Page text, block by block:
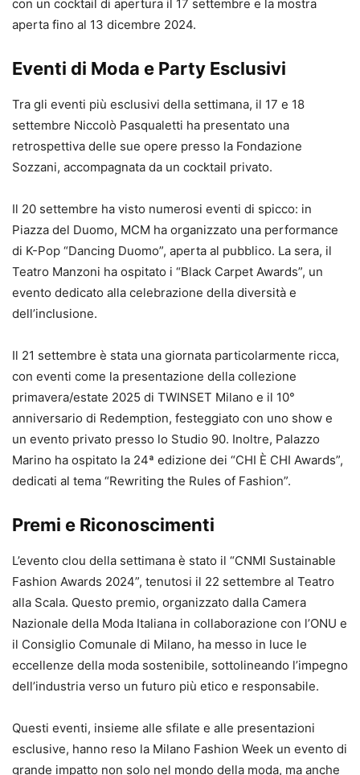
con un cocktail di apertura il 17 settembre e la mostra
aperta fino al 13 dicembre 2024.
Eventi di Moda e Party Esclusivi
Tra gli eventi più esclusivi della settimana, il 17 e 18
settembre Niccolò Pasqualetti ha presentato una
retrospettiva delle sue opere presso la Fondazione
Sozzani, accompagnata da un cocktail privato.
Il 20 settembre ha visto numerosi eventi di spicco: in
Piazza del Duomo, MCM ha organizzato una performance
di K-Pop “Dancing Duomo”, aperta al pubblico. La sera, il
Teatro Manzoni ha ospitato i “Black Carpet Awards”, un
evento dedicato alla celebrazione della diversità e
dell’inclusione.
Il 21 settembre è stata una giornata particolarmente ricca,
con eventi come la presentazione della collezione
primavera/estate 2025 di TWINSET Milano e il 10°
anniversario di Redemption, festeggiato con uno show e
un evento privato presso lo Studio 90. Inoltre, Palazzo
Marino ha ospitato la 24ª edizione dei “CHI È CHI Awards”,
dedicati al tema “Rewriting the Rules of Fashion”.
Premi e Riconoscimenti
L’evento clou della settimana è stato il “CNMI Sustainable
Fashion Awards 2024”, tenutosi il 22 settembre al Teatro
alla Scala. Questo premio, organizzato dalla Camera
Nazionale della Moda Italiana in collaborazione con l’ONU e
il Consiglio Comunale di Milano, ha messo in luce le
eccellenze della moda sostenibile, sottolineando l’impegno
dell’industria verso un futuro più etico e responsabile.
Questi eventi, insieme alle sfilate e alle presentazioni
esclusive, hanno reso la Milano Fashion Week un evento di
grande impatto non solo nel mondo della moda, ma anche